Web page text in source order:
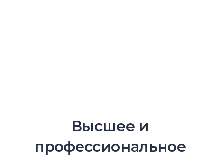
Высшее и
профессиональное